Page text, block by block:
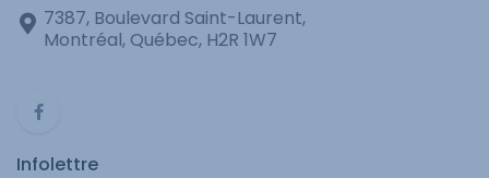
7387, Boulevard Saint-Laurent,
Montréal, Québec, H2R 1W7
Infolettre